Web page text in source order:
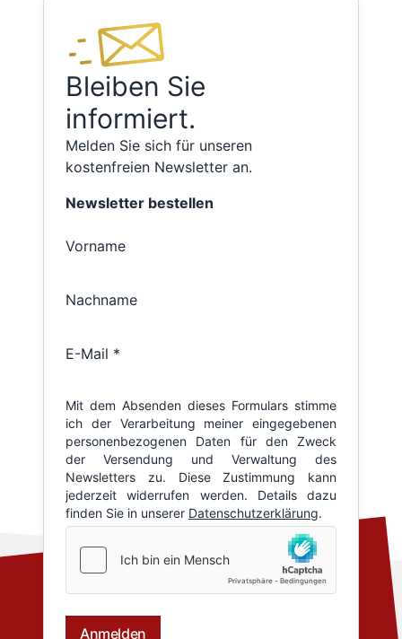
Bleiben Sie
informiert.
Melden Sie sich für unseren
kostenfreien Newsletter an.